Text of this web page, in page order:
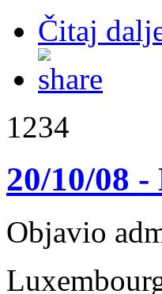
Čitaj
1234
20/10/08
Objavio